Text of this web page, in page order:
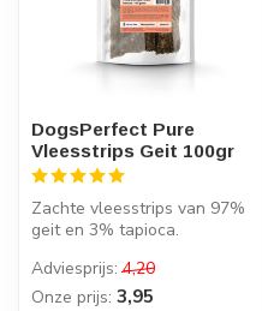
DogsPerfect Pure
Vleesstrips Geit 100gr
Zachte vleesstrips van 97%
geit en 3% tapioca.
verteerbaar ...
Adviesprijs: 4,20
Onze prijs: 3,95